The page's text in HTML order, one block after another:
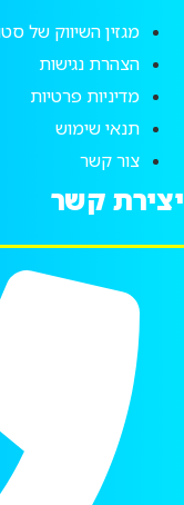
מגזין השיווק של
הצהרת נגישות
מדיניות פרטיות
תנאי שימוש
צור קשר
יצירת קשר